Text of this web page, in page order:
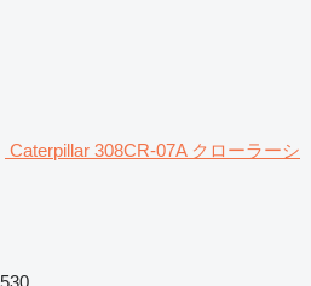
Caterpillar 308CR-07A クローラーシ